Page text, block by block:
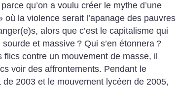
qu’on a voulu créer le mythe d’une
où la violence serait l’apanage des pauvres
alors que c’est le capitalisme qui
et massive ? Qui s’en étonnera ?
flics contre un mouvement de masse, il
voir des affrontements. Pendant le
de 2003 et le mouvement lycéen de 2005,